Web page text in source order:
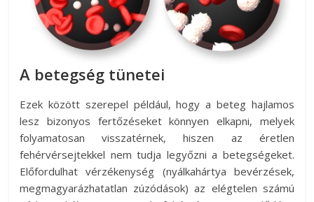
A betegség tünetei
Ezek között szerepel például, hogy a beteg hajlamos
lesz bizonyos fertőzéseket könnyen elkapni, melyek
folyamatosan visszatérnek, hiszen az éretlen
fehérvérsejtekkel nem tudja legyőzni a betegségeket.
Előfordulhat vérzékenység (nyálkahártya bevérzések,
megmagyarázhatatlan zúzódások) az elégtelen számú